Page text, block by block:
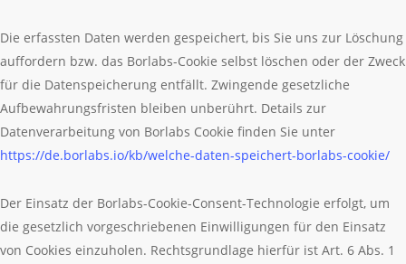
Die erfassten Daten werden gespeichert, bis Sie uns zur Löschung
auffordern bzw. das Borlabs-Cookie selbst löschen oder der Zweck
für die Datenspeicherung entfällt. Zwingende gesetzliche
Aufbewahrungsfristen bleiben unberührt. Details zur
Datenverarbeitung von Borlabs Cookie finden Sie unter
https://de.borlabs.io/kb/welche-daten-speichert-borlabs-cookie/
Der Einsatz der Borlabs-Cookie-Consent-Technologie erfolgt, um
die gesetzlich vorgeschriebenen Einwilligungen für den Einsatz
von Cookies einzuholen. Rechtsgrundlage hierfür ist Art. 6 Abs. 1